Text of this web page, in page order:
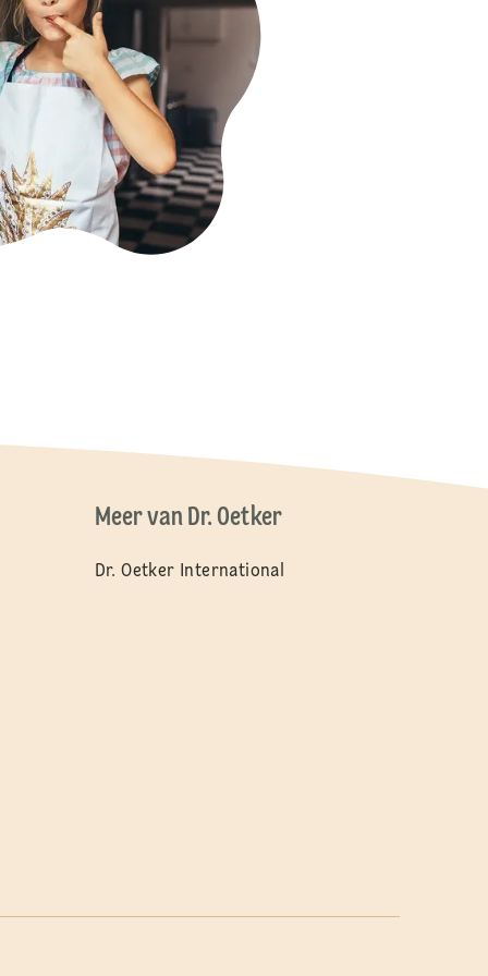
Meer van Dr. Oetker
Dr. Oetker International